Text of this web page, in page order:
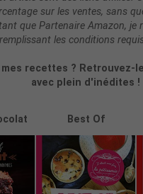
sur les ventes, sans
que Partenaire Amazon, je
les conditions
mes recettes ? Retrouvez-
avec plein d'inédites !
Best Of